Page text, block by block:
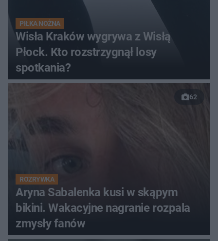
PIŁKA NOŻNA
Wisła Kraków wygrywa z Wisłą
Płock. Kto rozstrzygnął losy
spotkania?
62
ROZRYWKA
Aryna Sabalenka kusi w skąpym
bikini. Wakacyjne nagranie rozpala
zmysły fanów